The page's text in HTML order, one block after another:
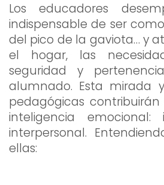
Los educadores
indispensable de ser
del pico de la gaviota… y
el hogar, las
seguridad y
alumnado. Esta mirada
pedagógicas
inteligencia emocional:
interpersonal.
ellas: